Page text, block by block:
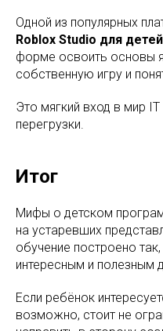
Одной из популярных
Roblox Studio для детей
форме освоить основы
собственную игру и
Это мягкий вход в мир
перегрузки.
Итог
Мифы о детском
на устаревших
обучение построено
интересным и полезным
Если ребёнок
возможно, стоит не